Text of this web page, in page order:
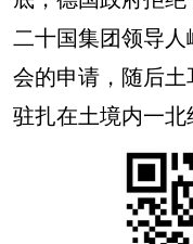
二十国集团领导
会的申请，随后
驻扎在土境内一北